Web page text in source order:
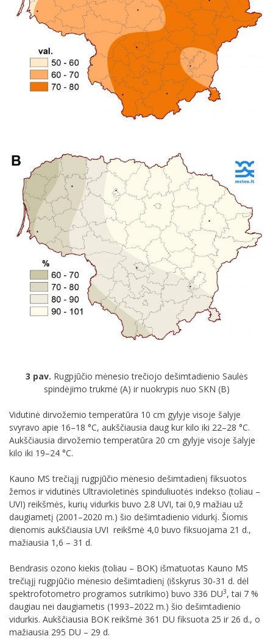
3 pav. Rugpjūčio mėnesio trečiojo dešimtadienio Saulės
spindėjimo trukmė (A) ir nuokrypis nuo SKN (B)
Vidutinė dirvožemio temperatūra 10 cm gylyje visoje šalyje
svyravo apie 16–18 °C, aukščiausia daug kur kilo iki 22–28 °C.
Aukščiausia dirvožemio temperatūra 20 cm gylyje visoje šalyje
kilo iki 19–24 °C.
Kauno MS trečiąjį rugpjūčio mėnesio dešimtadienį fiksuotos
žemos ir vidutinės Ultravioletinės spinduliuotės indekso (toliau –
UVI) reikšmės, kurių vidurkis buvo 2.8 UVI, tai 0,9 mažiau už
daugiametį (2001–2020 m.) šio dešimtadienio vidurkį. Šiomis
dienomis aukščiausia UVI reikšmė 4,0 buvo fiksuojama 21 d.,
mažiausia 1,6 – 31 d.
Bendrasis ozono kiekis (toliau – BOK) išmatuotas Kauno MS
trečiąjį rugpjūčio mėnesio dešimtadienį (išskyrus 30-31 d. dėl
spektrofotometro programos sutrikimo) buvo 336 DU3, tai 7 %
daugiau nei daugiametis (1993–2022 m.) šio dešimtadienio
vidurkis. Aukščiausia BOK reikšmė 361 DU fiksuota 25 ir 26 d., o
mažiausia 295 DU – 29 d.